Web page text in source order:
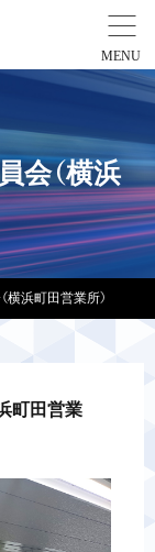
会（横浜
横浜町田営業所）
町田営業